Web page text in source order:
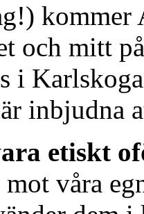
och mitt
i
inbjudna
etiskt
mot våra